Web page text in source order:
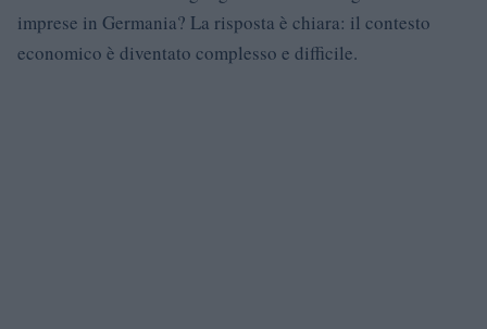
imprese in Germania? La risposta è chiara: il contesto
economico è diventato complesso e difficile.